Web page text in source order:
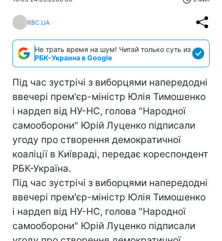
RBC.UA
Не трать время на шум! Читай только суть из
РБК-Украина в Google
Під час зустрічі з виборцями напередодні
ввечері прем'єр-міністр Юлія Тимошенко
і нардеп від НУ-НС, голова "Народної
самооборони" Юрій Луценко підписали
угоду про створення демократичної
коаліції в Київраді, передає кореспондент
РБК-Україна.
Під час зустрічі з виборцями напередодні
ввечері прем'єр-міністр Юлія Тимошенко
і нардеп від НУ-НС, голова "Народної
самооборони" Юрій Луценко підписали